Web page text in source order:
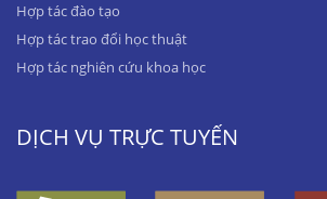
Hợp tác đào tạo
Hợp tác trao đổi học thuật
Hợp tác nghiên cứu khoa học
DỊCH VỤ TRỰC TUYẾN